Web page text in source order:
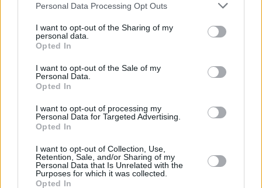
Personal Data Processing Opt Outs
I want to opt-out of the Sharing of my
personal data.
Opted In
I want to opt-out of the Sale of my
Personal Data.
Opted In
I want to opt-out of processing my
Personal Data for Targeted Advertising.
Opted In
I want to opt-out of Collection, Use,
Retention, Sale, and/or Sharing of my
Personal Data that Is Unrelated with the
Purposes for which it was collected.
Opted In
Νέο καθεστώς για δεύτερη σύνταξη στο Δημόσιο: Τι
προβλέπεται για τους δικαιούχους